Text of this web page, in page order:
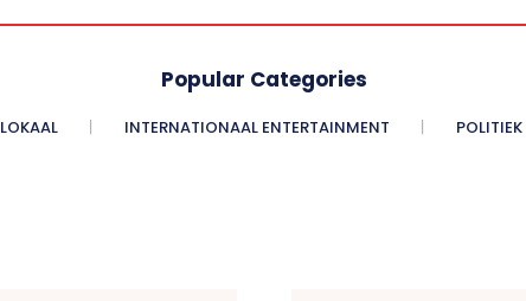
Popular Categories
LOKAAL INTERNATIONAAL ENTERTAINMENT POLITIEK